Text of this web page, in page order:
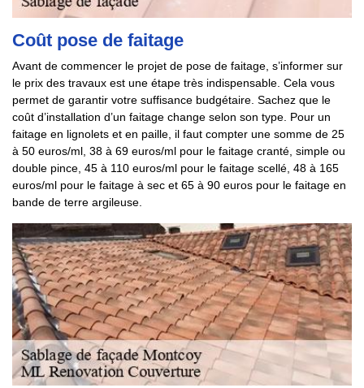
Coût pose de faitage
Avant de commencer le projet de pose de faitage, s’informer sur
le prix des travaux est une étape très indispensable. Cela vous
permet de garantir votre suffisance budgétaire. Sachez que le
coût d’installation d’un faitage change selon son type. Pour un
faitage en lignolets et en paille, il faut compter une somme de 25
à 50 euros/ml, 38 à 69 euros/ml pour le faitage cranté, simple ou
double pince, 45 à 110 euros/ml pour le faitage scellé, 48 à 165
euros/ml pour le faitage à sec et 65 à 90 euros pour le faitage en
bande de terre argileuse.